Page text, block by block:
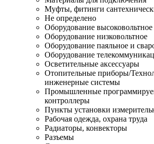
Муфты, фитинги
Не определено
Оборудование высоковольтное
Оборудование низковольтное
Оборудование паяльное и
Оборудование
Осветительные аксессуары
Отопительные приборы/
инженерные системы
Промышленные
контроллеры
Пункты установки
Рабочая одежда, охрана труда
Радиаторы, конвекторы
Разъемы